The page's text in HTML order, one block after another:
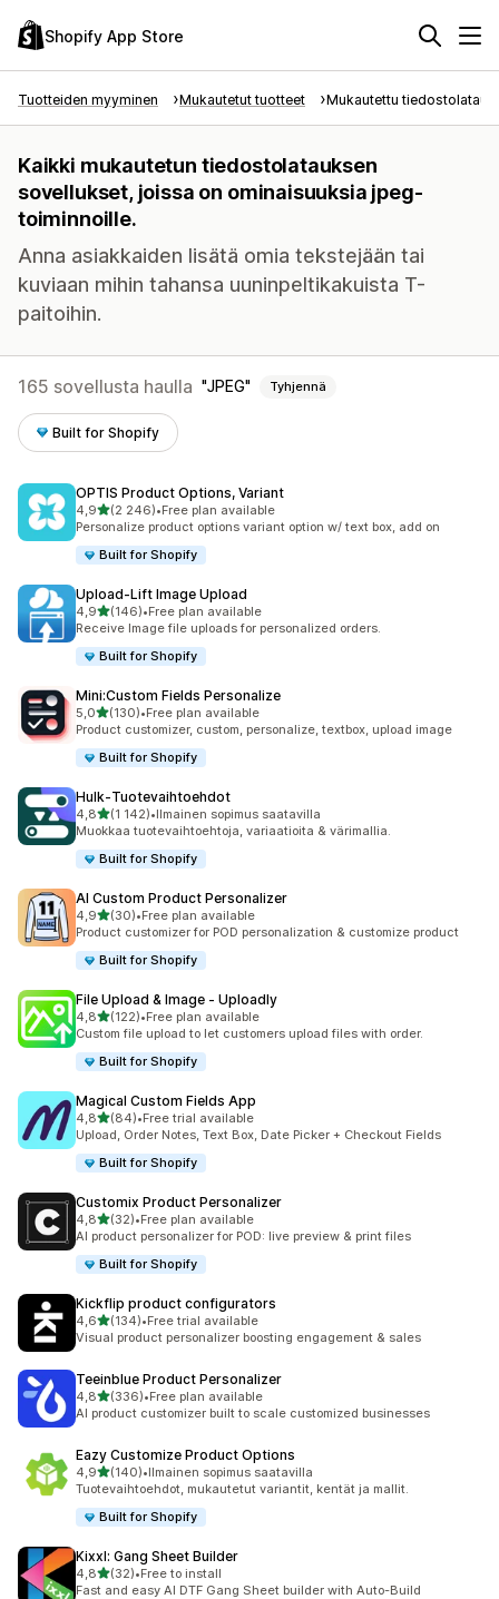
Shopify App Store
Tuotteiden myyminen Mukautetut tuotteet Mukautettu tiedostolataus
Kaikki mukautetun tiedostolatauksen
sovellukset, joissa on ominaisuuksia jpeg-
toiminnoille.
Anna asiakkaiden lisätä omia tekstejään tai
kuviaan mihin tahansa uuninpeltikakuista T-
paitoihin.
165 sovellusta haulla JPEG Tyhjennä
Built for Shopify
OPTIS Product Options, Variant
4,9/ 5 tähteä
(2 246)
2246 arvostelua yhteensä
•Free plan available
Personalize product options variant option w/ text box, add on
Built for Shopify
Upload‑Lift Image Upload
4,9/ 5 tähteä
(146)
146 arvostelua yhteensä
•Free plan available
Receive Image file uploads for personalized orders.
Built for Shopify
Mini:Custom Fields Personalize
5,0/ 5 tähteä
(130)
130 arvostelua yhteensä
•Free plan available
Product customizer, custom, personalize, textbox, upload image
Built for Shopify
Hulk‑Tuotevaihtoehdot
4,8/ 5 tähteä
(1 142)
1142 arvostelua yhteensä
•Ilmainen sopimus saatavilla
Muokkaa tuote­vaihtoehtoja, variaatioita & värimallia.
Built for Shopify
AI Custom Product Personalizer
4,9/ 5 tähteä
(30)
30 arvostelua yhteensä
•Free plan available
Product customizer for POD personalization & customize product
Built for Shopify
File Upload & Image ‑ Uploadly
4,8/ 5 tähteä
(122)
122 arvostelua yhteensä
•Free plan available
Custom file upload to let customers upload files with order.
Built for Shopify
Magical Custom Fields App
4,8/ 5 tähteä
(84)
84 arvostelua yhteensä
•Free trial available
Upload, Order Notes, Text Box, Date Picker + Checkout Fields
Built for Shopify
Customix Product Personalizer
4,8/ 5 tähteä
(32)
32 arvostelua yhteensä
•Free plan available
AI product personalizer for POD: live preview & print files
Built for Shopify
Kickflip product configurators
4,6/ 5 tähteä
(134)
134 arvostelua yhteensä
•Free trial available
Visual product personalizer boosting engagement & sales
Teeinblue Product Personalizer
4,8/ 5 tähteä
(336)
336 arvostelua yhteensä
•Free plan available
AI product customizer built to scale customized businesses
Eazy Customize Product Options
4,9/ 5 tähteä
(140)
140 arvostelua yhteensä
•Ilmainen sopimus saatavilla
Tuotevaihtoehdot, mukautetut variantit, kentät ja mallit.
Built for Shopify
Kixxl: Gang Sheet Builder
4,8/ 5 tähteä
(32)
32 arvostelua yhteensä
•Free to install
Fast and easy AI DTF Gang Sheet builder with Auto-Build